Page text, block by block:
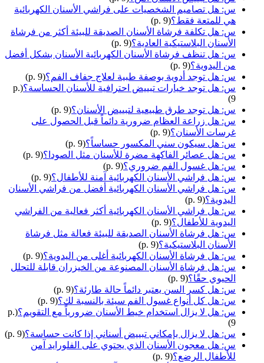
س: هل تصاميم الشخصيات على فراشي الأسنان الكهربائية
هي للمتعة فقط؟(p. 9)
س: هل تكلفة فرشاة الأسنان الصديقة للبيئة أكثر من فرشاة
الأسنان البلاستيكية العادية؟(p. 9)
س: هل تنظف فرشاة الأسنان الكهربائية الأسنان بشكل أفضل
من اليدوية؟(p. 9)
س: هل توجد أدوية بوصفة طبية لعلاج جفاف الفم؟(p. 9)
س: هل توجد خيارات تبييض احترافية للأسنان الحساسة؟ (p.
9)
س: هل توجد طرق طبيعية لتبييض الأسنان؟(p. 9)
س: هل زراعة العظام ضرورية دائماً قبل الحصول على
غرسات الأسنان؟(p. 9)
س: هل سيكون سني المكسور حساساً؟(p. 9)
س: هل عصائر الفاكهة مضرة للأسنان مثل الصودا؟(p. 9)
س: هل غسول الفم ضروري؟(p. 9)
س: هل فراشي الأسنان الكهربائية آمنة للأطفال؟(p. 9)
س: هل فراشي الأسنان الكهربائية أفضل من فراشي الأسنان
اليدوية؟(p. 9)
س: هل فراشي الأسنان الكهربائية أكثر فعالية من الفراشي
اليدوية للأطفال؟(p. 9)
س: هل فرشاة الأسنان الصديقة للبيئة فعالة مثل فرشاة
الأسنان البلاستيكية؟(p. 9)
س: هل فرشاة الأسنان الكهربائية أغلى من اليدوية؟(p. 9)
س: هل فرشاة الأسنان المصنوعة من الخيزران قابلة للتحلل
الحيوي حقًا؟(p. 9)
س: هل كسر السن يعتبر دائماً حالة طارئة؟(p. 9)
س: هل كل أنواع غسول الفم سيئة بالنسبة لك؟(p. 9)
س: هل لا يزال استخدام خيط الأسنان ضرورياً مع التقويم؟ (p.
9)
س: هل لا يزال بإمكاني تبييض أسناني إذا كانت حساسة؟(p. 9)
س: هل معجون الأسنان الذي يحتوي على الفلورايد آمن
للأطفال الرضع؟(p. 9)